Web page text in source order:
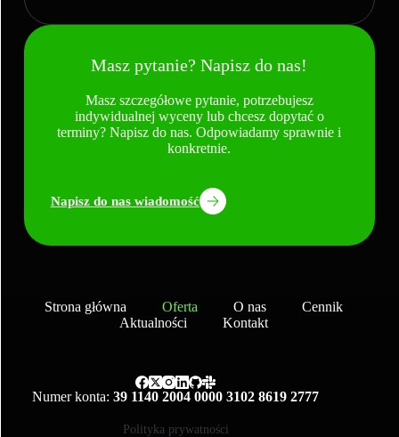
Masz pytanie? Napisz do nas!
Masz szczegółowe pytanie, potrzebujesz
indywidualnej wyceny lub chcesz dopytać o
terminy? Napisz do nas. Odpowiadamy sprawnie i
konkretnie.
Napisz do nas wiadomość
Strona główna Oferta O nas
Cennik
Aktualności
Kontakt
Numer konta:39 1140 2004 0000 3102 8619 2777
Polityka prywatności